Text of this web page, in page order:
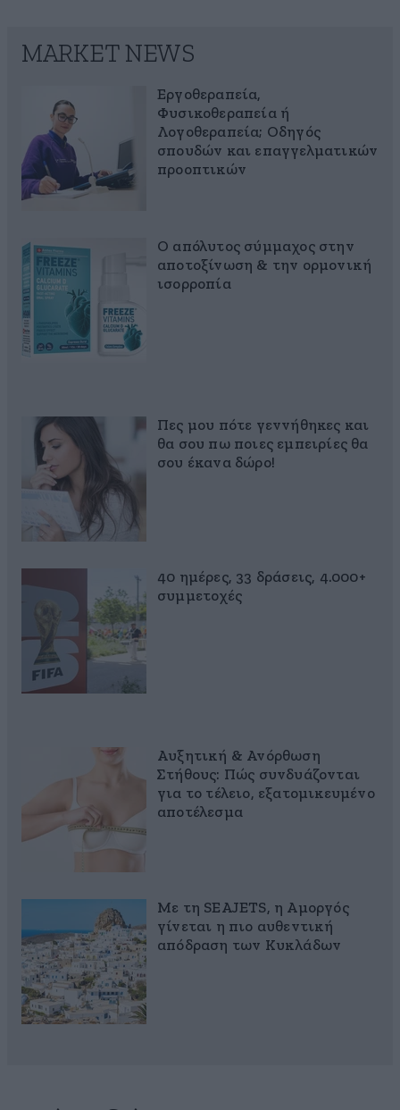
MARKET NEWS
Εργοθεραπεία,
Φυσικοθεραπεία ή
Λογοθεραπεία; Οδηγός
σπουδών και επαγγελματικών
προοπτικών
Ο απόλυτος σύμμαχος στην
αποτοξίνωση & την ορμονική
ισορροπία
Πες μου πότε γεννήθηκες και
θα σου πω ποιες εμπειρίες θα
σου έκανα δώρο!
40 ημέρες, 33 δράσεις, 4.000+
συμμετοχές
Αυξητική & Ανόρθωση
Στήθους: Πώς συνδυάζονται
για το τέλειο, εξατομικευμένο
αποτέλεσμα
Με τη SEAJETS, η Αμοργός
γίνεται η πιο αυθεντική
απόδραση των Κυκλάδων